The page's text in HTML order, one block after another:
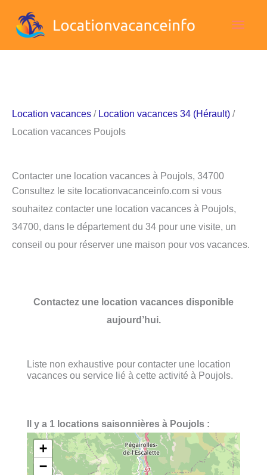
Location vacances / Location vacances 34 (Hérault) /
Location vacances Poujols
Contacter une location vacances à Poujols, 34700
Consultez le site locationvacanceinfo.com si vous
souhaitez contacter une location vacances à Poujols,
34700, dans le département du 34 pour une visite, un
conseil ou pour réserver une maison pour vos vacances.
Contactez une location vacances disponible
aujourd’hui.
Liste non exhaustive pour contacter une location
vacances ou service lié à cette activité à Poujols.
Il y a 1 locations saisonnières à Poujols :
+
−